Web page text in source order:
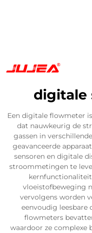
digitale
Een digitale flowmeter
dat nauwkeurig de
gassen in
geavanceerde
sensoren en digitale
stroommetingen te
vloeistofbeweging
vervolgens worden
eenvoudig
flowmeters
waardoor ze complexe